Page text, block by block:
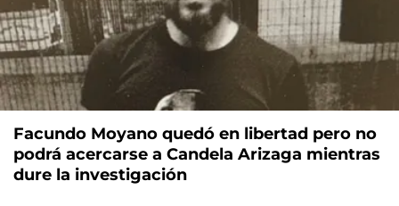
Facundo Moyano quedó en libertad pero no
podrá acercarse a Candela Arizaga mientras
dure la investigación